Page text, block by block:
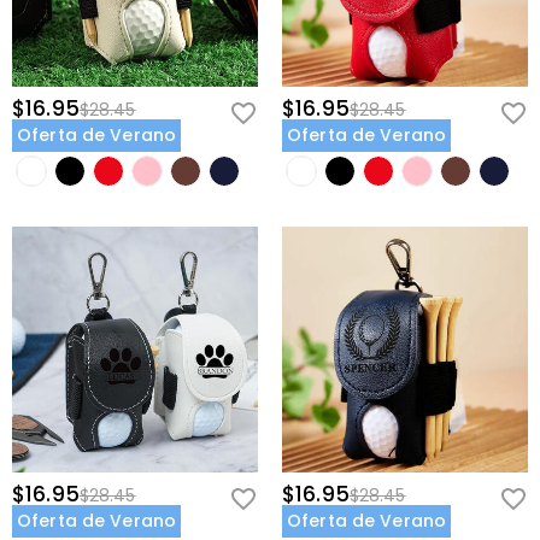
$16.95$28.45
Oferta de Verano
$16.95$28.45
Oferta de Verano
$16.95$28.45
Oferta de Verano
$16.95$28.45
Oferta de Verano